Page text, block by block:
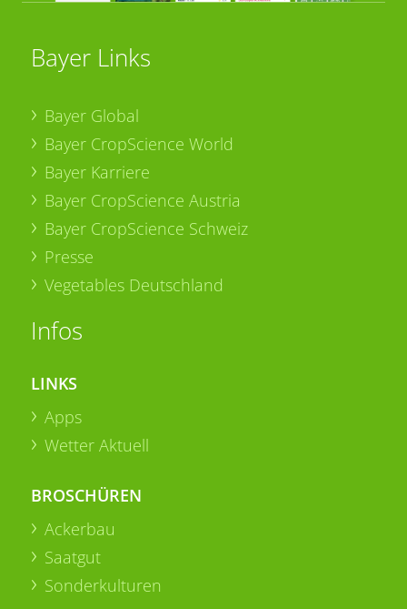
Bayer Links
Bayer Global
Bayer CropScience World
Bayer Karriere
Bayer CropScience Austria
Bayer CropScience Schweiz
Presse
Vegetables Deutschland
Infos
LINKS
Apps
Wetter Aktuell
BROSCHÜREN
Ackerbau
Saatgut
Sonderkulturen